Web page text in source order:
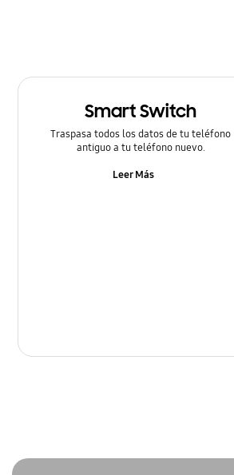
Smart Switch
Traspasa todos los datos de tu teléfono
antiguo a tu teléfono nuevo.
Leer Más